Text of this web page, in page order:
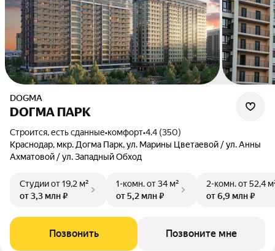
DOGMA
DОГМА ПАРК
Строится, есть сданные•комфорт•4.4 (350)
Краснодар, мкр. Догма Парк, ул. Марины Цветаевой / ул. Анны
Ахматовой / ул. Западный Обход
Студииот 19,2 м²
от 3,3 млн ₽
1-комн.от 34 м²
от 5,2 млн ₽
2-комн.от 52,4
от 6,9 млн ₽
Позвонить Позвоните мне